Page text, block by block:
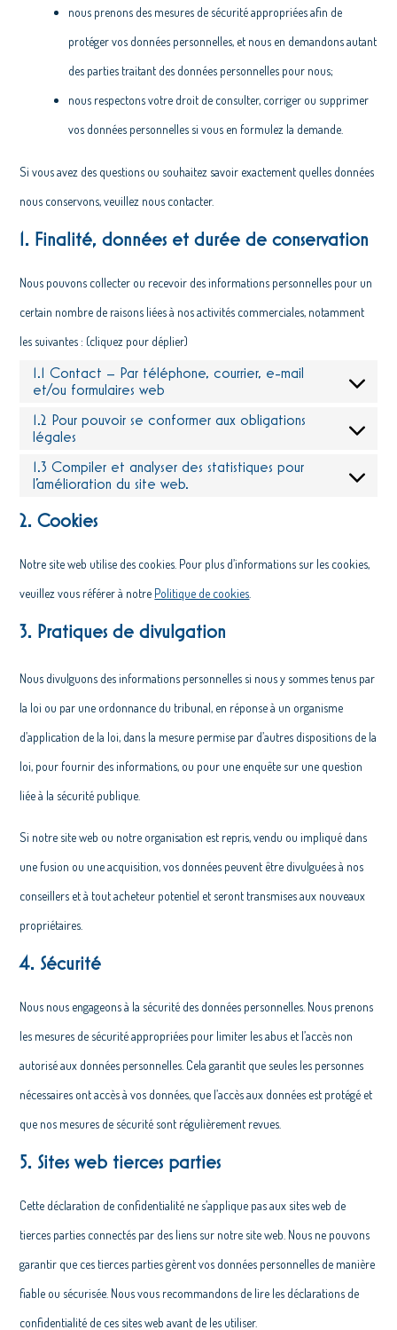
nous prenons des mesures de sécurité appropriées afin de
protéger vos données personnelles, et nous en demandons autant
des parties traitant des données personnelles pour nous;
nous respectons votre droit de consulter, corriger ou supprimer
vos données personnelles si vous en formulez la demande.
Si vous avez des questions ou souhaitez savoir exactement quelles données
nous conservons, veuillez nous contacter.
1. Finalité, données et durée de conservation
Nous pouvons collecter ou recevoir des informations personnelles pour un
certain nombre de raisons liées à nos activités commerciales, notamment
les suivantes : (cliquez pour déplier)
1.1 Contact – Par téléphone, courrier, e-mail
et/ou formulaires web
1.2 Pour pouvoir se conformer aux obligations
légales
1.3 Compiler et analyser des statistiques pour
l’amélioration du site web.
2. Cookies
Notre site web utilise des cookies. Pour plus d’informations sur les cookies,
veuillez vous référer à notre Politique de cookies
3. Pratiques de divulgation
Nous divulguons des informations personnelles si nous y sommes tenus par
la loi ou par une ordonnance du tribunal, en réponse à un organisme
d’application de la loi, dans la mesure permise par d’autres dispositions de la
loi, pour fournir des informations, ou pour une enquête sur une question
liée à la sécurité publique.
Si notre site web ou notre organisation est repris, vendu ou impliqué dans
une fusion ou une acquisition, vos données peuvent être divulguées à nos
conseillers et à tout acheteur potentiel et seront transmises aux nouveaux
propriétaires.
4. Sécurité
Nous nous engageons à la sécurité des données personnelles. Nous prenons
les mesures de sécurité appropriées pour limiter les abus et l’accès non
autorisé aux données personnelles. Cela garantit que seules les personnes
nécessaires ont accès à vos données, que l’accès aux données est protégé et
que nos mesures de sécurité sont régulièrement revues.
5. Sites web tierces parties
Cette déclaration de confidentialité ne s’applique pas aux sites web de
tierces parties connectés par des liens sur notre site web. Nous ne pouvons
garantir que ces tierces parties gèrent vos données personnelles de manière
fiable ou sécurisée. Nous vous recommandons de lire les déclarations de
confidentialité de ces sites web avant de les utiliser.